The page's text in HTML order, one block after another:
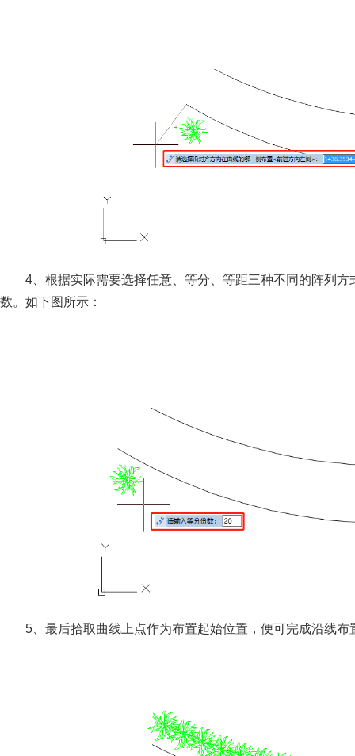
4、根据实际需要选择任意、等分、等距三种不同的阵列
数。如下图所示：
5、最后拾取曲线上点作为布置起始位置，便可完成沿线